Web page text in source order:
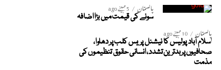
پاکستان 5 مہینے ago
سونے کی قیمت میں بڑا اضافہ
پاکستان 10 مہینے ago
اسلام آباد پولیس کا نیشنل پریس کلب پر دھاوا،
صحافیوں پر بدترین تشدد، انسانی حقوق تنظیموں کی
مذمت